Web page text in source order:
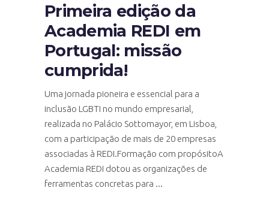
Primeira edição da
Academia REDI em
Portugal: missão
cumprida!
Uma jornada pioneira e essencial para a
inclusão LGBTI no mundo empresarial,
realizada no Palácio Sottomayor, em Lisboa,
com a participação de mais de 20 empresas
associadas à REDI.Formação com propósitoA
Academia REDI dotou as organizações de
ferramentas concretas para